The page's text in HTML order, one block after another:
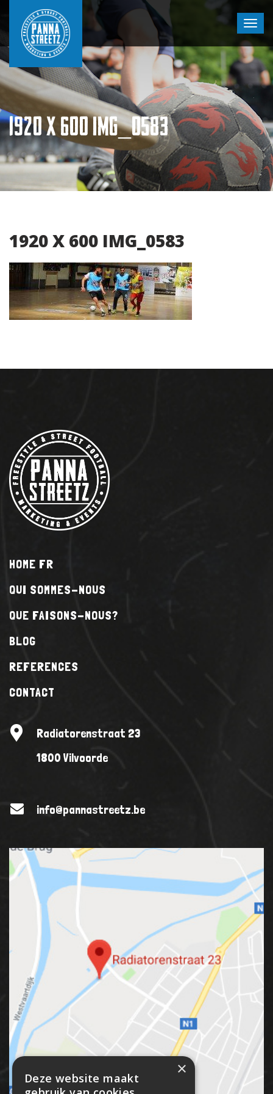
1920 X 600 IMG_0583
1920 X 600 IMG_0583
HOME FR
QUI SOMMES-NOUS
QUE FAISONS-NOUS?
BLOG
REFERENCES
CONTACT
Radiatorenstraat 23
1800 Vilvoorde
info@pannastreetz.be
×
Deze website maakt